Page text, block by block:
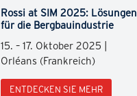
Rossi at SIM 2025: Lösungen
für die Bergbauindustrie
15. – 17. Oktober 2025 |
Orléans (Frankreich)
ENTDECKEN SIE MEHR